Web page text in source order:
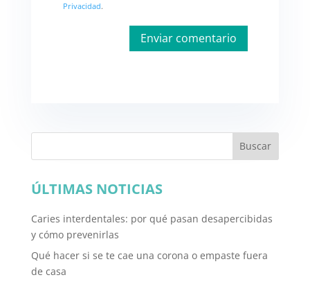
Privacidad.
Buscar
ÚLTIMAS NOTICIAS
Caries interdentales: por qué pasan desapercibidas
y cómo prevenirlas
Qué hacer si se te cae una corona o empaste fuera
de casa